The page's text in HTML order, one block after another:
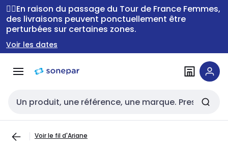
Passer à la
navigation
Passer
au
contenu
🚴‍♂️En raison du passage du Tour de France Femmes,
des livraisons peuvent ponctuellement être
perturbées sur certaines zones.
Voir les dates
Entrée de recherche
Voir le fil d'Ariane